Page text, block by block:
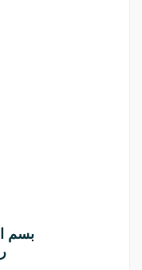
بسم